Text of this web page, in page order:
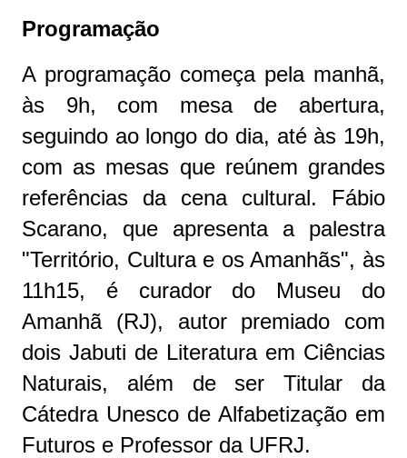
Programação
A programação começa pela manhã,
às 9h, com mesa de abertura,
seguindo ao longo do dia, até às 19h,
com as mesas que reúnem grandes
referências da cena cultural. Fábio
Scarano, que apresenta a palestra
"Território, Cultura e os Amanhãs", às
11h15, é curador do Museu do
Amanhã (RJ), autor premiado com
dois Jabuti de Literatura em Ciências
Naturais, além de ser Titular da
Cátedra Unesco de Alfabetização em
Futuros e Professor da UFRJ.